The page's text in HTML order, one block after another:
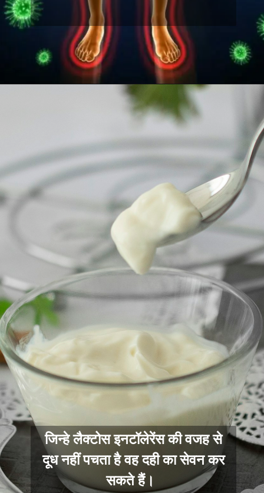
जिन्हे लैक्टोस इनटॉलेरेंस की वजह से
दूध नहीं पचता है वह दही का सेवन कर
सकते हैं।